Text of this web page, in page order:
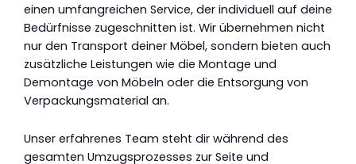
einen umfangreichen Service, der individuell auf deine
Bedürfnisse zugeschnitten ist. Wir übernehmen nicht
nur den Transport deiner Möbel, sondern bieten auch
zusätzliche Leistungen wie die Montage und
Demontage von Möbeln oder die Entsorgung von
Verpackungsmaterial an.
Unser erfahrenes Team steht dir während des
gesamten Umzugsprozesses zur Seite und